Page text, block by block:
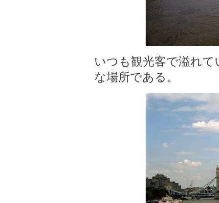
いつも観光客で溢れ
な場所である。